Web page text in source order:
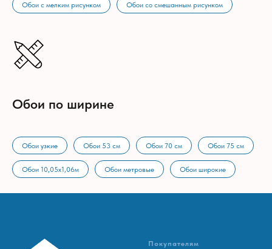
Обои с мелким рисунком Обои со смешанным рисунком
Обои по ширине
Обои узкие Обои 53 см Обои 70 см Обои 75 см
Обои 10,05х1,06м Обои метровые Обои широкие
Покупателям